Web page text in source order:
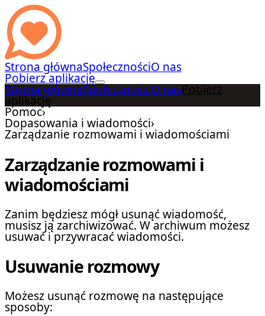
Strona głównaSpołecznościO nas
Pobierz aplikację
Strona głównaSpołecznościO nasPobierz
aplikację
Pomoc›
Dopasowania i wiadomości›
Zarządzanie rozmowami i wiadomościami
Zarządzanie rozmowami i
wiadomościami
Zanim będziesz mógł usunąć wiadomość,
musisz ją zarchiwizować. W archiwum możesz
usuwać i przywracać wiadomości.
Usuwanie rozmowy
Możesz usunąć rozmowę na następujące
sposoby: